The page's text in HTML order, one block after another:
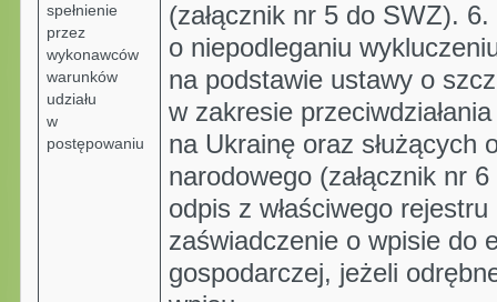
spełnienie
przez
wykonawców
warunków
udziału
w
postępowaniu
(załącznik nr 5 do SWZ).
o niepodleganiu
na podstawie ustawy o
w zakresie
na Ukrainę oraz służących
narodowego (załącznik nr
odpis z właściwego
zaświadczenie o wpisie do
gospodarczej, jeżeli